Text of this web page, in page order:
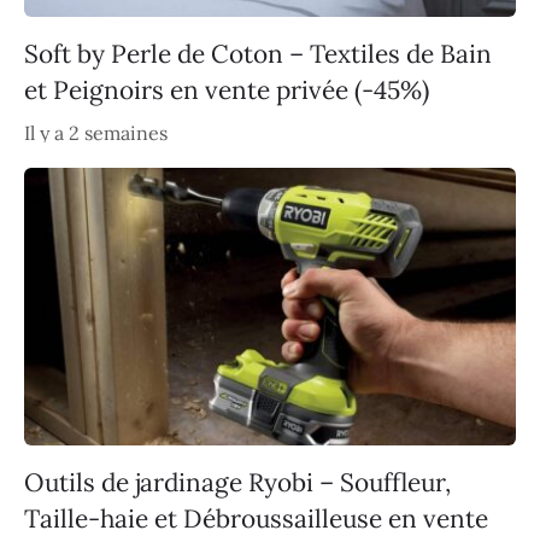
Soft by Perle de Coton – Textiles de Bain
et Peignoirs en vente privée (-45%)
Il y a 2 semaines
Outils de jardinage Ryobi – Souffleur,
Taille-haie et Débroussailleuse en vente